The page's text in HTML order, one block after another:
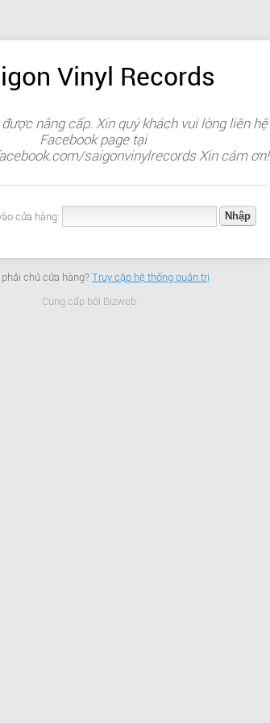
Vinyl Records
nâng cấp. Xin quý khách vui lòng liên hệ
Facebook page tại
saigonvinylrecords Xin cám ơn!
cửa hàng:
chủ cửa hàng? Truy cập hệ thống quản trị
Cung cấp bởi Bizweb